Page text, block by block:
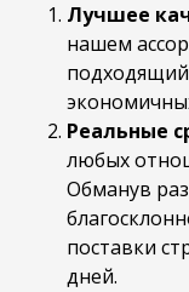
Лучшее
нашем
подходящий
Реальные
любых
Обманув
поставки
дней.